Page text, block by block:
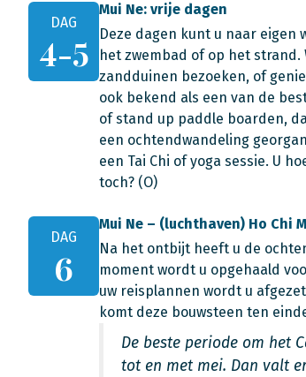
DAG
4-5
Mui Ne: vrije dagen
Deze dagen kunt u naar eigen
het zwembad of op het
zandduinen bezoeken, of
ook bekend als een van de
of stand up paddle boarden,
een ochtendwandeling
een Tai Chi of yoga sessie. U
toch? (O)
DAG
6
Mui Ne – (luchthaven) Ho Chi
Na het ontbijt heeft u de
moment wordt u opgehaald
uw reisplannen wordt u
komt deze bouwsteen ten
De beste periode om het
tot en met mei. Dan valt